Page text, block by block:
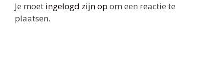
Je moet ingelogd zijn op om een reactie te
plaatsen.